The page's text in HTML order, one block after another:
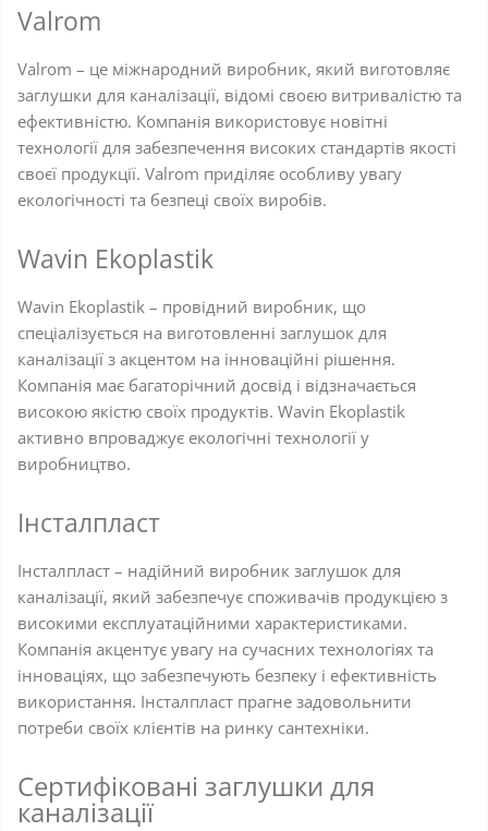
Valrom
Valrom – це міжнародний виробник, який виготовляє
заглушки для каналізації, відомі своєю витривалістю та
ефективністю. Компанія використовує новітні
технології для забезпечення високих стандартів якості
своєї продукції. Valrom приділяє особливу увагу
екологічності та безпеці своїх виробів.
Wavin Ekoplastik
Wavin Ekoplastik – провідний виробник, що
спеціалізується на виготовленні заглушок для
каналізації з акцентом на інноваційні рішення.
Компанія має багаторічний досвід і відзначається
високою якістю своїх продуктів. Wavin Ekoplastik
активно впроваджує екологічні технології у
виробництво.
Інсталпласт
Інсталпласт – надійний виробник заглушок для
каналізації, який забезпечує споживачів продукцією з
високими експлуатаційними характеристиками.
Компанія акцентує увагу на сучасних технологіях та
інноваціях, що забезпечують безпеку і ефективність
використання. Інсталпласт прагне задовольнити
потреби своїх клієнтів на ринку сантехніки.
Сертифіковані заглушки для
каналізації